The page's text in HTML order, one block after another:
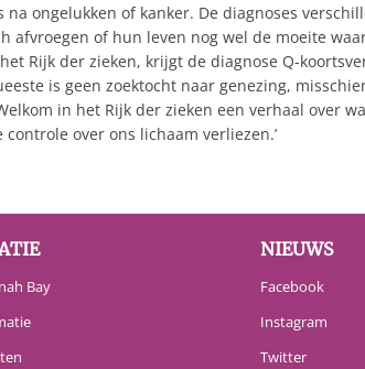
ongelukken of kanker. De diagnoses
of hun leven nog wel de moeite
Rijk der zieken, krijgt de diagnose Q-
is geen zoektocht naar genezing,
in het Rijk der zieken een verhaal over
over ons lichaam verliezen.’
Bay
NIEUWS
Facebook
Instagram
Twitter